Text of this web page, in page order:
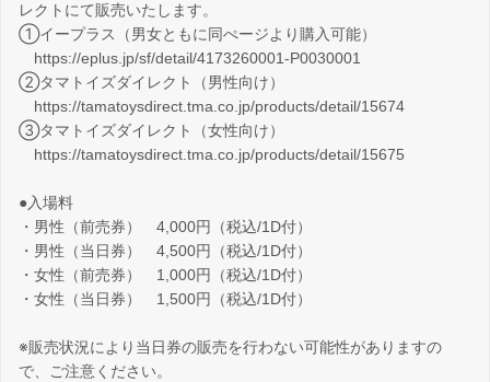
レクトにて販売いたします。
①イープラス（男女ともに同ぺージより購入可能）
https://eplus.jp/sf/detail/4173260001-P0030001
②タマトイズダイレクト（男性向け）
https://tamatoysdirect.tma.co.jp/products/detail/15674
③タマトイズダイレクト（女性向け）
https://tamatoysdirect.tma.co.jp/products/detail/15675
●入場料
・男性（前売券） 4,000円（税込/1D付）
・男性（当日券） 4,500円（税込/1D付）
・女性（前売券） 1,000円（税込/1D付）
・女性（当日券） 1,500円（税込/1D付）
※販売状況により当日券の販売を行わない可能性がありますの
で、ご注意ください。